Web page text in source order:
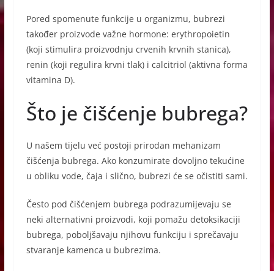
Pored spomenute funkcije u organizmu, bubrezi
također proizvode važne hormone: erythropoietin
(koji stimulira proizvodnju crvenih krvnih stanica),
renin (koji regulira krvni tlak) i calcitriol (aktivna forma
vitamina D).
Što je čišćenje bubrega?
U našem tijelu već postoji prirodan mehanizam
čišćenja bubrega. Ako konzumirate dovoljno tekućine
u obliku vode, čaja i slično, bubrezi će se očistiti sami.
Često pod čišćenjem bubrega podrazumijevaju se
neki alternativni proizvodi, koji pomažu detoksikaciji
bubrega, poboljšavaju njihovu funkciju i sprečavaju
stvaranje kamenca u bubrezima.